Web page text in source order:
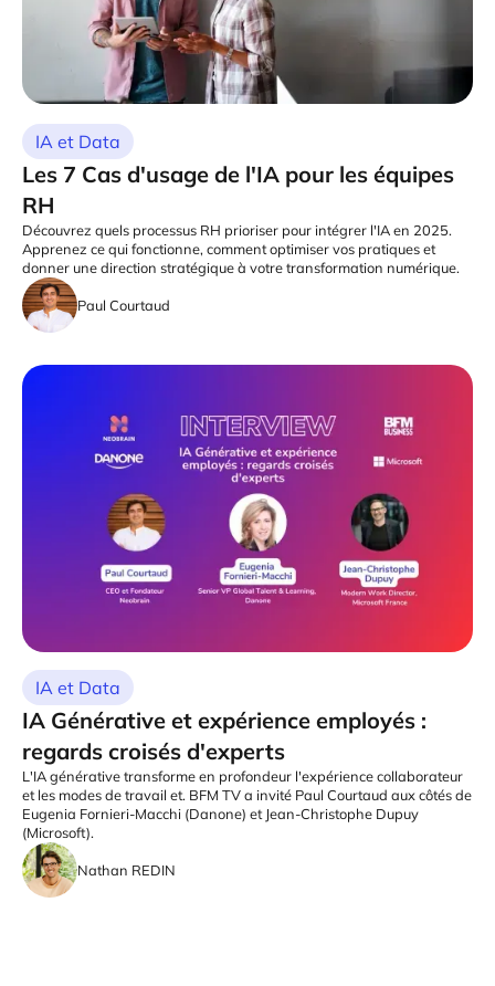
IA et Data
Les 7 Cas d'usage de l'IA pour les équipes
RH
Découvrez quels processus RH prioriser pour intégrer l'IA en 2025.
Apprenez ce qui fonctionne, comment optimiser vos pratiques et
donner une direction stratégique à votre transformation numérique.
Paul Courtaud
IA et Data
IA Générative et expérience employés :
regards croisés d'experts
L'IA générative transforme en profondeur l'expérience collaborateur
et les modes de travail et. BFM TV a invité Paul Courtaud aux côtés de
Eugenia Fornieri-Macchi (Danone) et Jean-Christophe Dupuy
(Microsoft).
Nathan REDIN